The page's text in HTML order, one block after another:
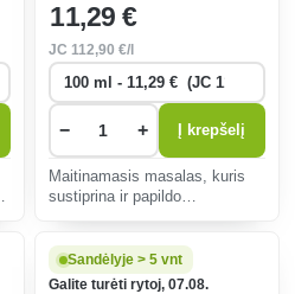
11,29 €
JC 112,90 €/l
− + Į krepšelį
Maitinamasis masalas, kuris
sustiprina ir papildo
riešutiniais ir vyšniniais
pelėdgalviais.
Sandėlyje > 5 vnt
Galite turėti rytoj, 07.08.